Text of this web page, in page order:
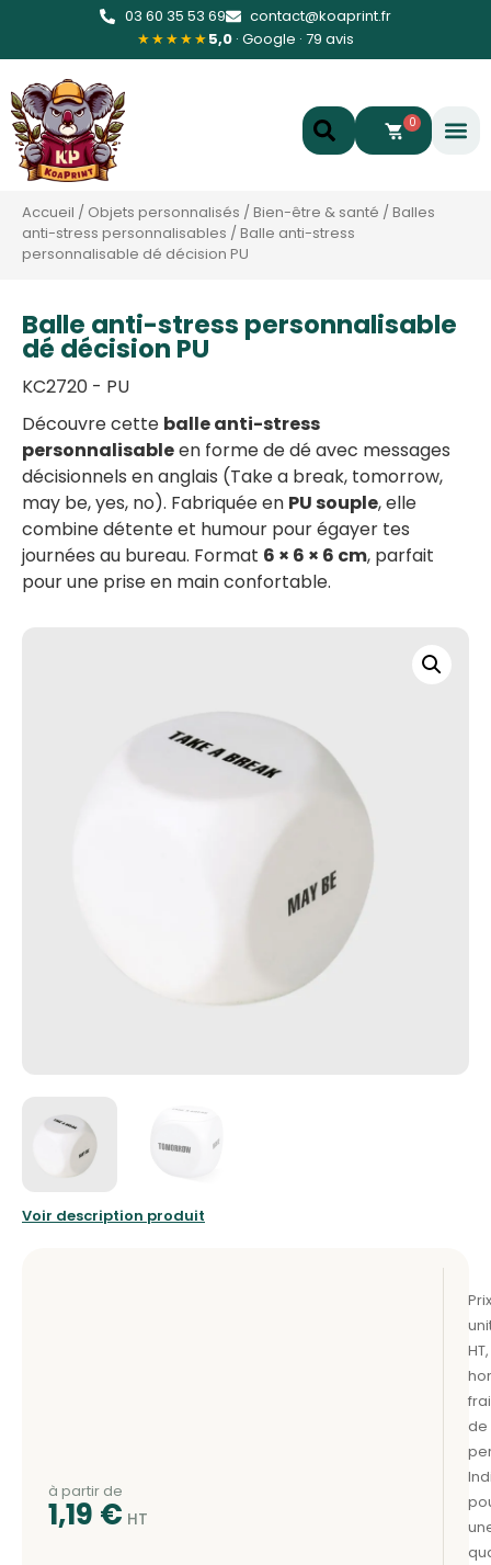
03 60 35 53 69
contact@koaprint.fr
★★★★★5,0 · Google · 79 avis
0
Accueil / Objets personnalisés /Bien-être & santé /Balles
anti-stress personnalisables /Balle anti-stress
personnalisable dé décision PU
Balle anti-stress personnalisable
dé décision PU
KC2720 - PU
Découvre cette balle anti-stress
personnalisableen forme de dé avec messages
décisionnels en anglais (Take a break, tomorrow,
may be, yes, no). Fabriquée en PU souple, elle
combine détente et humour pour égayer tes
journées au bureau. Format 6 × 6 × 6 cm, parfait
pour une prise en main confortable.
Voir description produit
à partir de
1,19 €